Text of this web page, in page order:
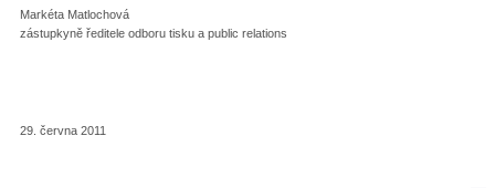
Markéta Matlochová
zástupkyně ředitele odboru tisku a public relations
29. června 2011